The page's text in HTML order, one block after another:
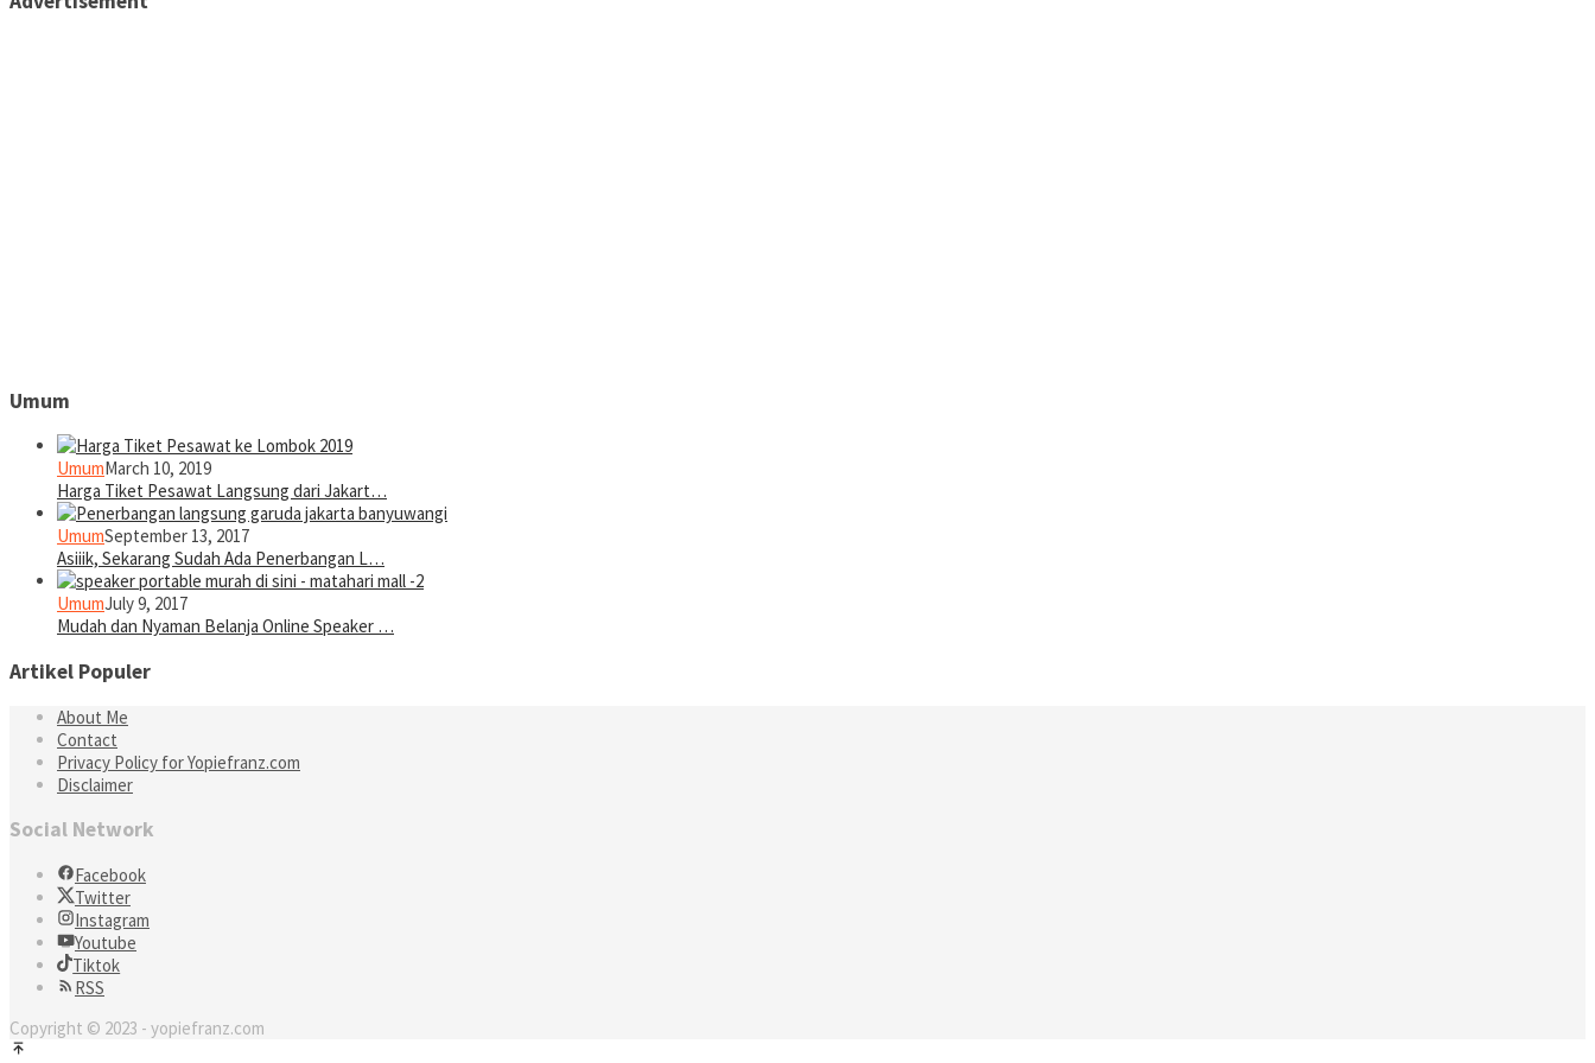
Umum
UmumMarch 10, 2019
Harga Tiket Pesawat Langsung dari Jakart…
UmumSeptember 13, 2017
Asiiik, Sekarang Sudah Ada Penerbangan L…
UmumJuly 9, 2017
Mudah dan Nyaman Belanja Online Speaker …
Artikel Populer
About Me
Contact
Privacy Policy for Yopiefranz.com
Disclaimer
Social Network
Facebook
Twitter
Instagram
Youtube
Tiktok
RSS
Copyright © 2023 - yopiefranz.com